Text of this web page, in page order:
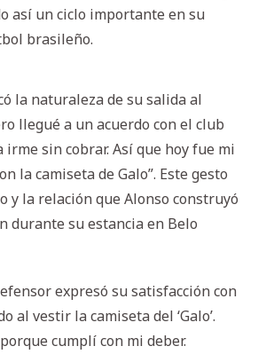
así un ciclo importante en su
brasileño.
la naturaleza de su salida al
llegué a un acuerdo con el club
sin cobrar. Así que hoy fue mi
la camiseta de Galo”. Este gesto
y la relación que Alonso construyó
durante su estancia en Belo
expresó su satisfacción con
al vestir la camiseta del ‘Galo’.
cumplí con mi deber.